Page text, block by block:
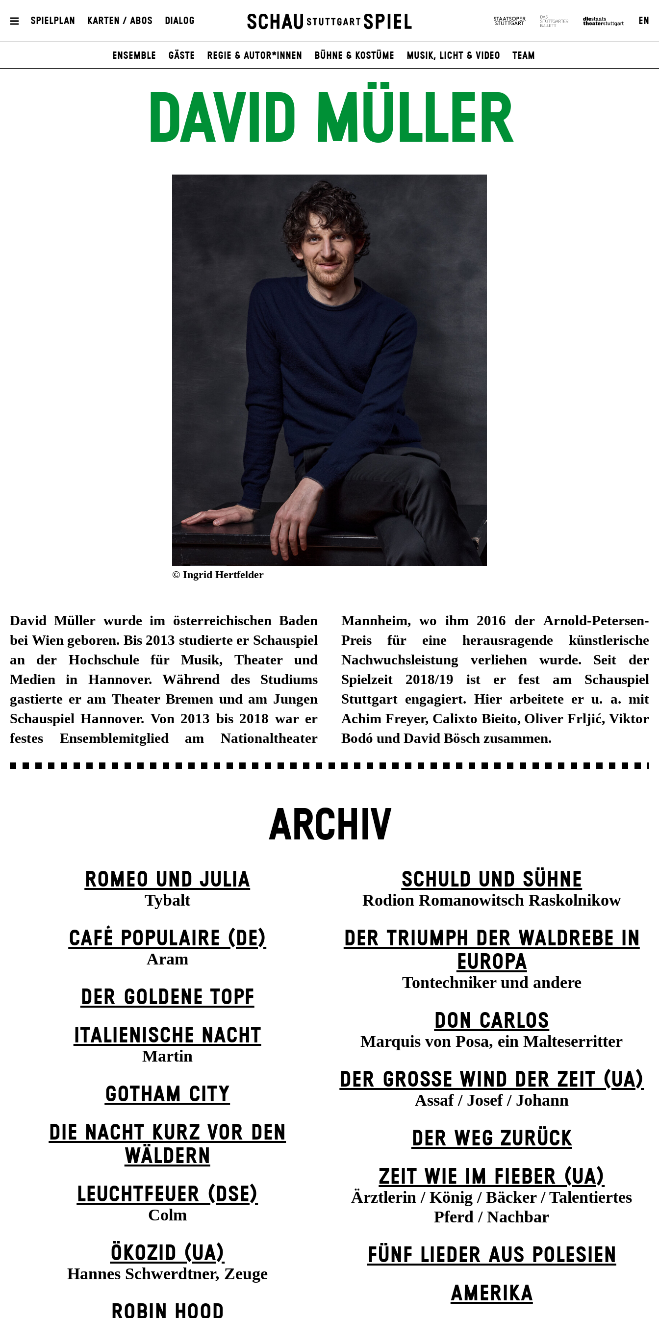
Spielplan Karten / Abos Dialog EN
Ensemble Gäste Regie & Autor*innen Bühne & Kostüme Musik, Licht & Video Team
DAVID MÜLLER
© Ingrid Hertfelder
David Müller wurde im österreichischen Baden
bei Wien geboren. Bis 2013 studierte er Schauspiel
an der Hochschule für Musik, Theater und
Medien in Hannover. Während des Studiums
gastierte er am Theater Bremen und am Jungen
Schauspiel Hannover. Von 2013 bis 2018 war er
festes Ensemblemitglied am Nationaltheater
Mannheim, wo ihm 2016 der Arnold-Petersen-
Preis für eine herausragende künstlerische
Nachwuchsleistung verliehen wurde. Seit der
Spielzeit 2018/19 ist er fest am Schauspiel
Stuttgart engagiert. Hier arbeitete er u. a. mit
Achim Freyer, Calixto Bieito, Oliver Frljić, Viktor
Bodó und David Bösch zusammen.
ARCHIV
ROMEO UND JULIA
Tybalt
CAFÉ POPULAIRE (DE)
Aram
DER GOLDENE TOPF
ITALIENISCHE NACHT
Martin
GOTHAM CITY
DIE NACHT KURZ VOR DEN
WÄLDERN
LEUCHTFEUER (DSE)
Colm
ÖKOZID (UA)
Hannes Schwerdtner, Zeuge
ROBIN HOOD
SCHULD UND SÜHNE
Rodion Romanowitsch Raskolnikow
DER TRIUMPH DER WALDREBE IN
EUROPA
Tontechniker und andere
DON CARLOS
Marquis von Posa, ein Malteserritter
DER GROSSE WIND DER ZEIT (UA)
Assaf / Josef / Johann
DER WEG ZU­RÜCK
ZEIT WIE IM FIEBER (UA)
Ärztlerin / König / Bäcker / Talentiertes
Pferd / Nachbar
FÜNF LIEDER AUS POLESIEN
AMERIKA